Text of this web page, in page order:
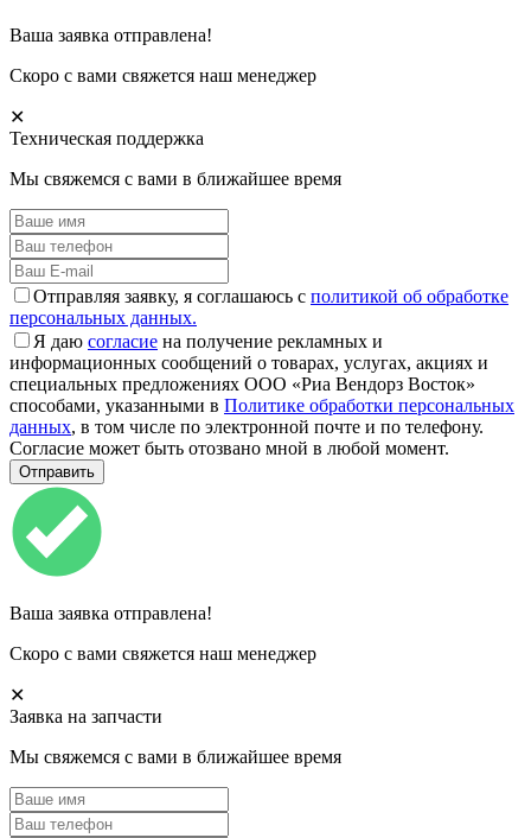
Ваша заявка отправлена!
Скоро с вами свяжется наш менеджер
✕
Техническая поддержка
Мы свяжемся с вами в ближайшее время
Отправляя заявку, я соглашаюсь с политикой об обработке
персональных данных.
Я даю согласие на получение рекламных и
информационных сообщений о товарах, услугах, акциях и
специальных предложениях ООО «Риа Вендорз Восток»
способами, указанными в Политике обработки персональных
данных, в том числе по электронной почте и по телефону.
Согласие может быть отозвано мной в любой момент.
Ваша заявка отправлена!
Скоро с вами свяжется наш менеджер
✕
Заявка на запчасти
Мы свяжемся с вами в ближайшее время